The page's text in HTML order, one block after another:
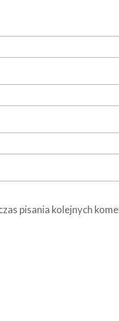
pisania kolejnych